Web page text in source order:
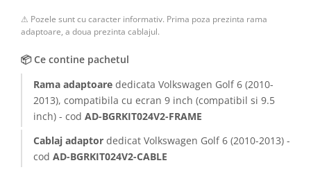
⚠ Pozele sunt cu caracter informativ. Prima poza prezinta rama
adaptoare, a doua prezinta cablajul.
📦 Ce contine pachetul
Rama adaptoare dedicata Volkswagen Golf 6 (2010-
2013), compatibila cu ecran 9 inch (compatibil si 9.5
inch) - cod AD-BGRKIT024V2-FRAME
Cablaj adaptor dedicat Volkswagen Golf 6 (2010-2013) -
cod AD-BGRKIT024V2-CABLE